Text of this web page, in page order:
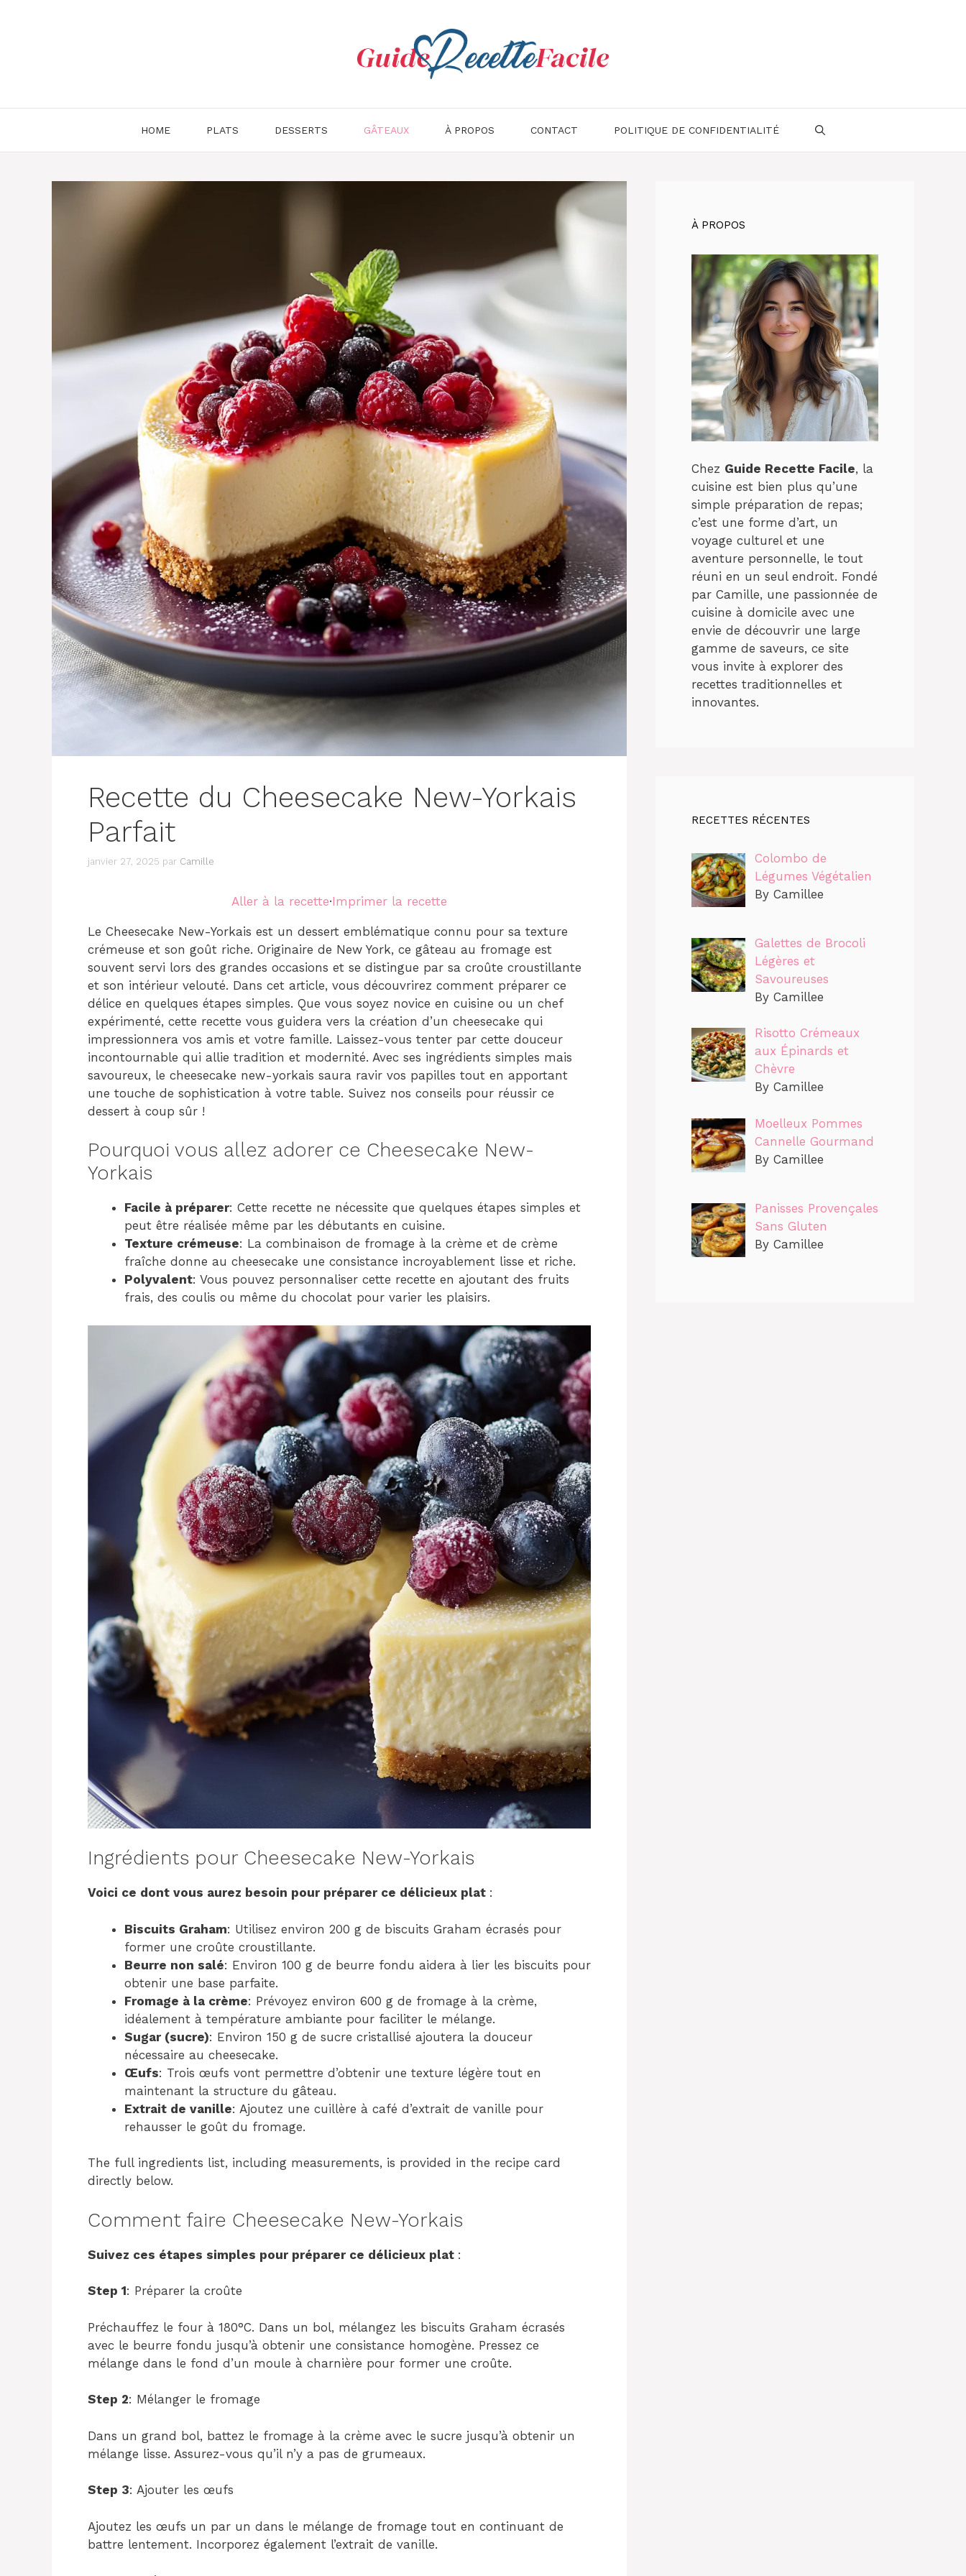
HOME PLATS DESSERTS GÂTEAUX À PROPOS CONTACT POLITIQUE DE CONFIDENTIALITÉ
Recette du Cheesecake New-Yorkais
Parfait
janvier 27, 2025 par Camille
Aller à la recette·Imprimer la recette
Le Cheesecake New-Yorkais est un dessert emblématique connu pour sa texture
crémeuse et son goût riche. Originaire de New York, ce gâteau au fromage est
souvent servi lors des grandes occasions et se distingue par sa croûte croustillante
et son intérieur velouté. Dans cet article, vous découvrirez comment préparer ce
délice en quelques étapes simples. Que vous soyez novice en cuisine ou un chef
expérimenté, cette recette vous guidera vers la création d’un cheesecake qui
impressionnera vos amis et votre famille. Laissez-vous tenter par cette douceur
incontournable qui allie tradition et modernité. Avec ses ingrédients simples mais
savoureux, le cheesecake new-yorkais saura ravir vos papilles tout en apportant
une touche de sophistication à votre table. Suivez nos conseils pour réussir ce
dessert à coup sûr !
Pourquoi vous allez adorer ce Cheesecake New-
Yorkais
Facile à préparer: Cette recette ne nécessite que quelques étapes simples et
peut être réalisée même par les débutants en cuisine.
Texture crémeuse: La combinaison de fromage à la crème et de crème
fraîche donne au cheesecake une consistance incroyablement lisse et riche.
Polyvalent: Vous pouvez personnaliser cette recette en ajoutant des fruits
frais, des coulis ou même du chocolat pour varier les plaisirs.
Ingrédients pour Cheesecake New-Yorkais
Voici ce dont vous aurez besoin pour préparer ce délicieux plat :
Biscuits Graham: Utilisez environ 200 g de biscuits Graham écrasés pour
former une croûte croustillante.
Beurre non salé: Environ 100 g de beurre fondu aidera à lier les biscuits pour
obtenir une base parfaite.
Fromage à la crème: Prévoyez environ 600 g de fromage à la crème,
idéalement à température ambiante pour faciliter le mélange.
Sugar (sucre): Environ 150 g de sucre cristallisé ajoutera la douceur
nécessaire au cheesecake.
Œufs: Trois œufs vont permettre d’obtenir une texture légère tout en
maintenant la structure du gâteau.
Extrait de vanille: Ajoutez une cuillère à café d’extrait de vanille pour
rehausser le goût du fromage.
The full ingredients list, including measurements, is provided in the recipe card
directly below.
Comment faire Cheesecake New-Yorkais
Suivez ces étapes simples pour préparer ce délicieux plat :
Step 1: Préparer la croûte
Préchauffez le four à 180°C. Dans un bol, mélangez les biscuits Graham écrasés
avec le beurre fondu jusqu’à obtenir une consistance homogène. Pressez ce
mélange dans le fond d’un moule à charnière pour former une croûte.
Step 2: Mélanger le fromage
Dans un grand bol, battez le fromage à la crème avec le sucre jusqu’à obtenir un
mélange lisse. Assurez-vous qu’il n’y a pas de grumeaux.
Step 3: Ajouter les œufs
Ajoutez les œufs un par un dans le mélange de fromage tout en continuant de
battre lentement. Incorporez également l’extrait de vanille.
À PROPOS
Chez Guide Recette Facile, la
cuisine est bien plus qu’une
simple préparation de repas;
c’est une forme d’art, un
voyage culturel et une
aventure personnelle, le tout
réuni en un seul endroit. Fondé
par Camille, une passionnée de
cuisine à domicile avec une
envie de découvrir une large
gamme de saveurs, ce site
vous invite à explorer des
recettes traditionnelles et
innovantes.
RECETTES RÉCENTES
Colombo de
Légumes Végétalien
By Camillee
Galettes de Brocoli
Légères et
Savoureuses
By Camillee
Risotto Crémeaux
aux Épinards et
Chèvre
By Camillee
Moelleux Pommes
Cannelle Gourmand
By Camillee
Panisses Provençales
Sans Gluten
By Camillee